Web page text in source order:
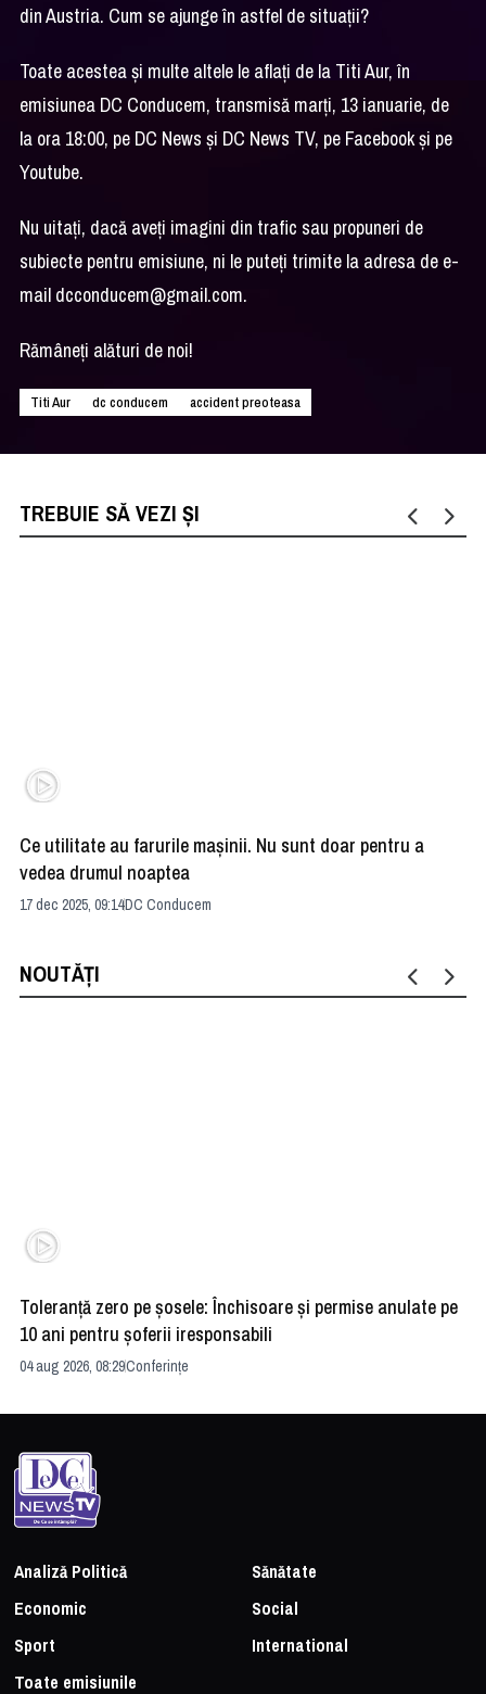
din Austria. Cum se ajunge în astfel de situaţii?
Toate acestea şi multe altele le aflaţi de la Titi Aur, în
emisiunea DC Conducem, transmisă marţi, 13 ianuarie, de
la ora 18:00, pe DC News şi DC News TV, pe Facebook şi pe
Youtube.
Nu uitaţi, dacă aveţi imagini din trafic sau propuneri de
subiecte pentru emisiune, ni le puteţi trimite la adresa de e-
mail dcconducem@gmail.com.
Rămâneţi alături de noi!
Titi Aur dc conducem accident preoteasa
TREBUIE SĂ VEZI ȘI
Ce utilitate au farurile maşinii. Nu sunt doar pentru a
vedea drumul noaptea
17 dec 2025, 09:14DC Conducem
NOUTĂȚI
Toleranță zero pe șosele: Închisoare și permise anulate pe
10 ani pentru șoferii iresponsabili
04 aug 2026, 08:29Conferințe
Analiză Politică
Sănătate
Economic
Social
Sport
International
Toate emisiunile